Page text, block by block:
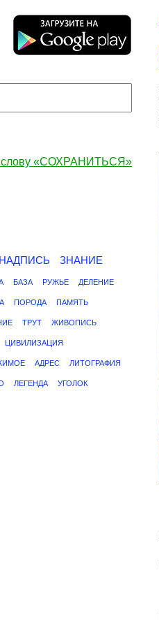
слову «СОХРАНИТЬСЯ»
НАДПИСЬ
ЗНАНИЕ
БАЗА РУЖЬЕ ДЕЛЕНИЕ
ПОРОДА ПАМЯТЬ
ТРУТ ЖИВОПИСЬ
ЦИВИЛИЗАЦИЯ
АДРЕС ЛИТОГРАФИЯ
ЛЕГЕНДА УГОЛОК